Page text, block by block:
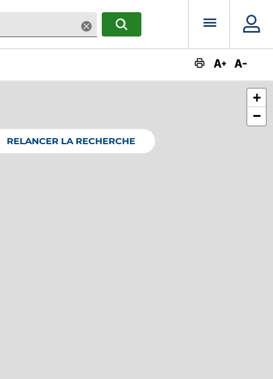
SupprimerRECHERCHERMenu
+
−
RELANCER LA RECHERCHE